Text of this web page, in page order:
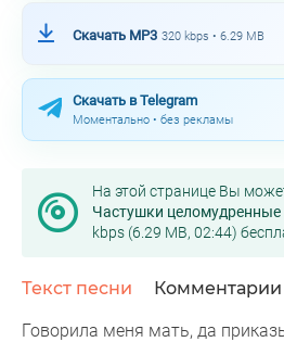
Скачать MP3 320 kbps • 6.29 MB
Скачать в Telegram
Моментально • без рекламы
На этой странице Вы
Частушки целомудренные
kbps (6.29 MB, 02:44)
Текст песни Комментарии
Говорила меня мать, да